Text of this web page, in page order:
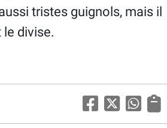
tristes guignols, mais il
divise.